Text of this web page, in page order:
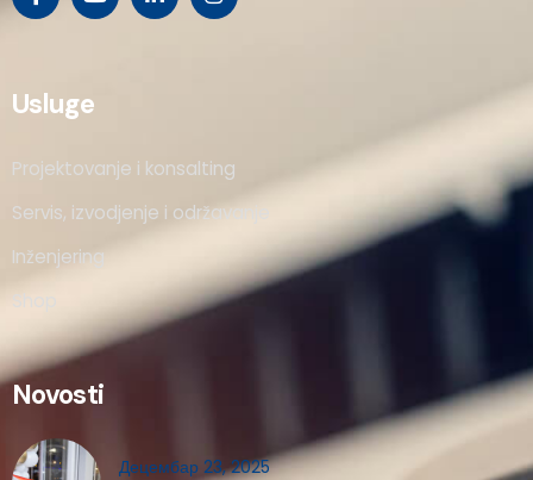
Usluge
Projektovanje i konsalting
Servis, izvodjenje i održavanje
Inženjering
Shop
Novosti
Децембар 23, 2025